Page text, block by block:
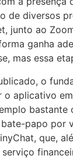
de diversos
junto ao
ganha
mas essa
o
o aplicativo
papo por
que,